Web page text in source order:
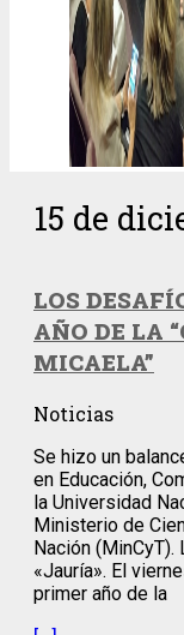
15 de
LOS
AÑO DE LA
MICAELA”
Noticias
Se hizo un
en Educación,
la Universidad
Ministerio de
Nación
«Jauría». El
primer año de la